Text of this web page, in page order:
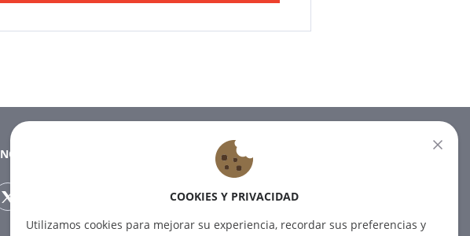
Suscríbase a nuestro boletín
COOKIES Y PRIVACIDAD
Utilizamos cookies para mejorar su experiencia, recordar sus preferencias y